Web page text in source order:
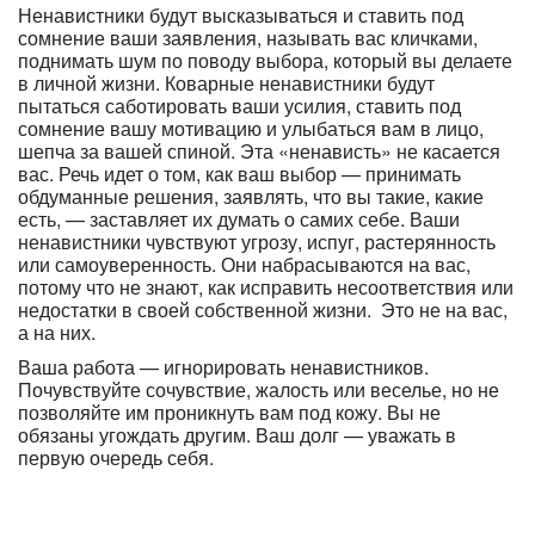
Ненавистники будут высказываться и ставить под
сомнение ваши заявления, называть вас кличками,
поднимать шум по поводу выбора, который вы делаете
в личной жизни. Коварные ненавистники будут
пытаться саботировать ваши усилия, ставить под
сомнение вашу мотивацию и улыбаться вам в лицо,
шепча за вашей спиной. Эта «ненависть» не касается
вас. Речь идет о том, как ваш выбор — принимать
обдуманные решения, заявлять, что вы такие, какие
есть, — заставляет их думать о самих себе. Ваши
ненавистники чувствуют угрозу, испуг, растерянность
или самоуверенность. Они набрасываются на вас,
потому что не знают, как исправить несоответствия или
недостатки в своей собственной жизни. Это не на вас,
а на них.
Ваша работа — игнорировать ненавистников.
Почувствуйте сочувствие, жалость или веселье, но не
позволяйте им проникнуть вам под кожу. Вы не
обязаны угождать другим. Ваш долг — уважать в
первую очередь себя.